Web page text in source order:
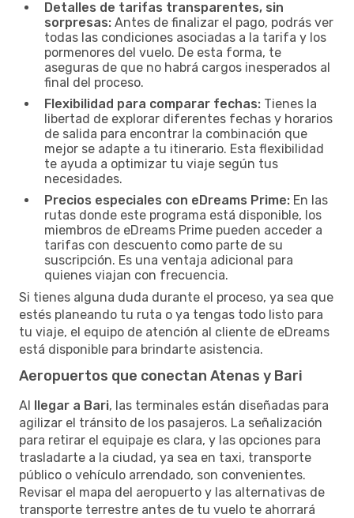
Detalles de tarifas transparentes, sin
sorpresas: Antes de finalizar el pago, podrás ver
todas las condiciones asociadas a la tarifa y los
pormenores del vuelo. De esta forma, te
aseguras de que no habrá cargos inesperados al
final del proceso.
Flexibilidad para comparar fechas: Tienes la
libertad de explorar diferentes fechas y horarios
de salida para encontrar la combinación que
mejor se adapte a tu itinerario. Esta flexibilidad
te ayuda a optimizar tu viaje según tus
necesidades.
Precios especiales con eDreams Prime: En las
rutas donde este programa está disponible, los
miembros de eDreams Prime pueden acceder a
tarifas con descuento como parte de su
suscripción. Es una ventaja adicional para
quienes viajan con frecuencia.
Si tienes alguna duda durante el proceso, ya sea que
estés planeando tu ruta o ya tengas todo listo para
tu viaje, el equipo de atención al cliente de eDreams
está disponible para brindarte asistencia.
Aeropuertos que conectan Atenas y Bari
Al llegar a Bari, las terminales están diseñadas para
agilizar el tránsito de los pasajeros. La señalización
para retirar el equipaje es clara, y las opciones para
trasladarte a la ciudad, ya sea en taxi, transporte
público o vehículo arrendado, son convenientes.
Revisar el mapa del aeropuerto y las alternativas de
transporte terrestre antes de tu vuelo te ahorrará